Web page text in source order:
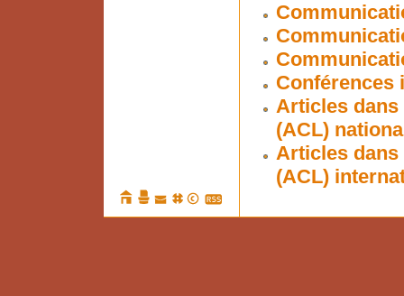
Conférences
Articles dans
(ACL)
Articles dans
(ACL)